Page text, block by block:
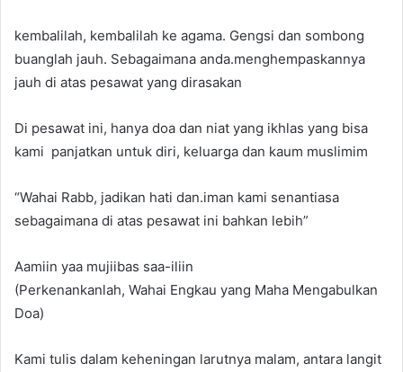
kembalilah, kembalilah ke agama. Gengsi dan sombong
buanglah jauh. Sebagaimana anda.menghempaskannya
jauh di atas pesawat yang dirasakan
Di pesawat ini, hanya doa dan niat yang ikhlas yang bisa
kami panjatkan untuk diri, keluarga dan kaum muslimim
“Wahai Rabb, jadikan hati dan.iman kami senantiasa
sebagaimana di atas pesawat ini bahkan lebih”
Aamiin yaa mujiibas saa-iliin
(Perkenankanlah, Wahai Engkau yang Maha Mengabulkan
Doa)
Kami tulis dalam keheningan larutnya malam, antara langit